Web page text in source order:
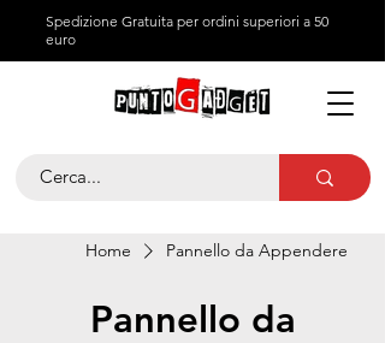
Spedizione Gratuita per ordini superiori a 50
euro
Home Pannello da Appendere
Pannello da